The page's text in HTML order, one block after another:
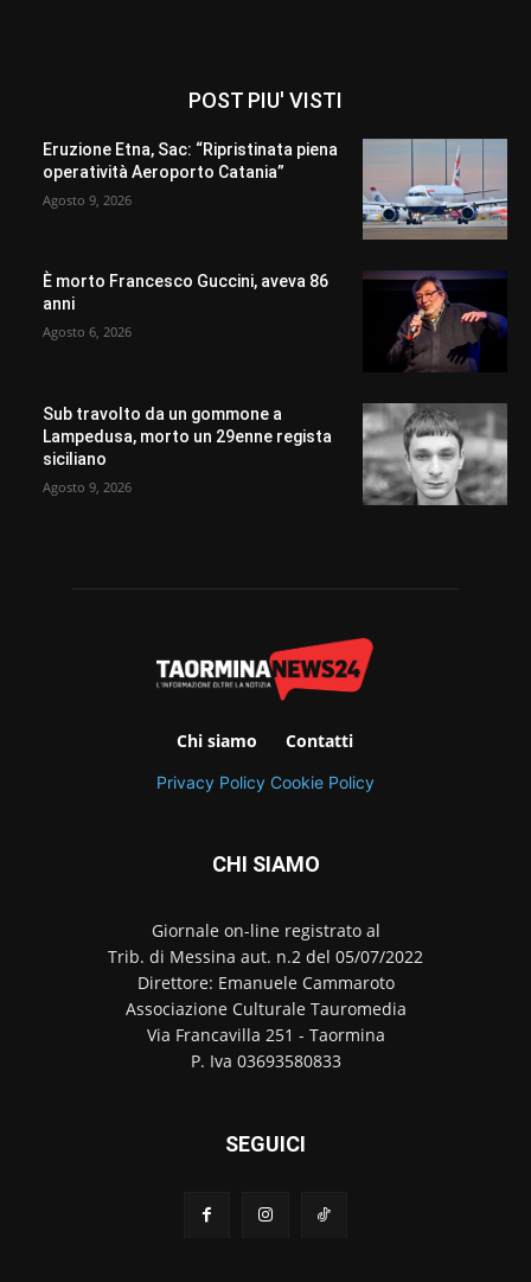
POST PIU' VISTI
Eruzione Etna, Sac: “Ripristinata piena
operatività Aeroporto Catania”
Agosto 9, 2026
È morto Francesco Guccini, aveva 86
anni
Agosto 6, 2026
Sub travolto da un gommone a
Lampedusa, morto un 29enne regista
siciliano
Agosto 9, 2026
Chi siamo Contatti
Privacy Policy Cookie Policy
CHI SIAMO
Giornale on-line registrato al
Trib. di Messina aut. n.2 del 05/07/2022
Direttore: Emanuele Cammaroto
Associazione Culturale Tauromedia
Via Francavilla 251 - Taormina
P. Iva 03693580833
SEGUICI